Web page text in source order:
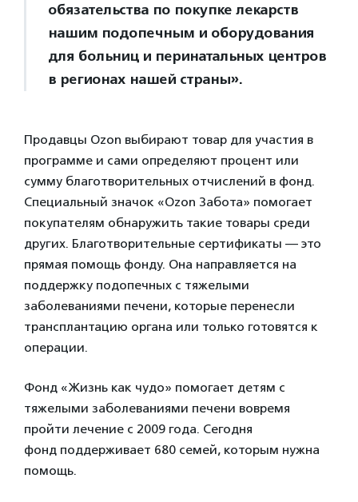
обязательства по покупке лекарств
нашим подопечным и оборудования
для больниц и перинатальных центров
в регионах нашей страны».
Продавцы Ozon выбирают товар для участия в
программе и сами определяют процент или
сумму благотворительных отчислений в фонд.
Специальный значок «Ozon Забота» помогает
покупателям обнаружить такие товары среди
других. Благотворительные сертификаты — это
прямая помощь фонду. Она направляется на
поддержку подопечных с тяжелыми
заболеваниями печени, которые перенесли
трансплантацию органа или только готовятся к
операции.
Фонд «Жизнь как чудо» помогает детям с
тяжелыми заболеваниями печени вовремя
пройти лечение с 2009 года. Сегодня
фонд поддерживает 680 семей, которым нужна
помощь.